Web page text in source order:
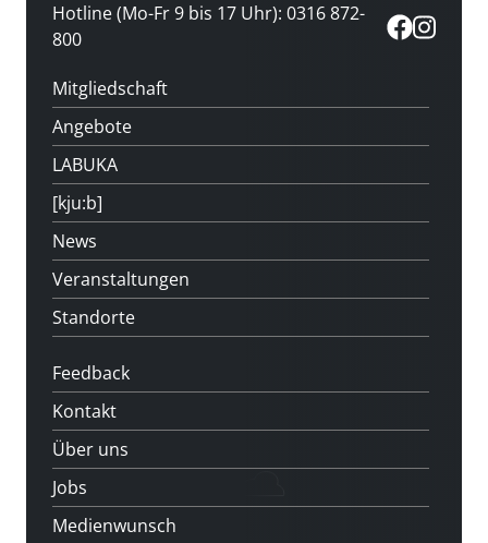
Hotline (Mo-Fr 9 bis 17 Uhr): 0316 872-
800
Mitgliedschaft
Angebote
LABUKA
[kju:b]
News
Veranstaltungen
Standorte
Feedback
Kontakt
Über uns
Jobs
Medienwunsch